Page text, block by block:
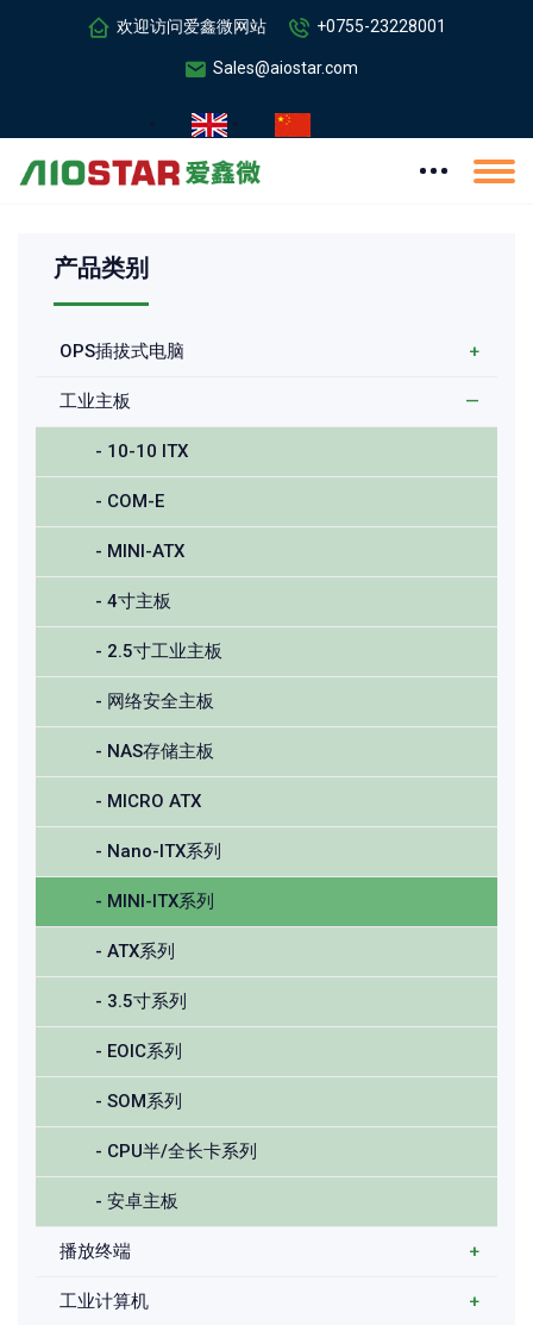
欢迎访问爱鑫微网站 +0755-23228001
Sales@aiostar.com
产品类别
OPS插拔式电脑 +
工业主板 —
- 10-10 ITX
- COM-E
- MINI-ATX
- 4寸主板
- 2.5寸工业主板
- 网络安全主板
- NAS存储主板
- MICRO ATX
- Nano-ITX系列
- MINI-ITX系列
- ATX系列
- 3.5寸系列
- EOIC系列
- SOM系列
- CPU半/全长卡系列
- 安卓主板
播放终端 +
工业计算机 +